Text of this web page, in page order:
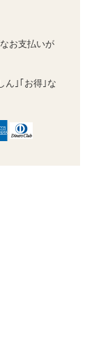
お支払いが
ん｣｢お得｣な